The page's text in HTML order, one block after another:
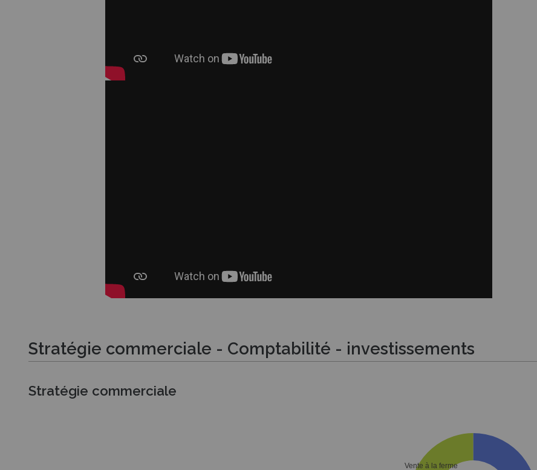
Stratégie commerciale - Comptabilité - investissements
Stratégie commerciale